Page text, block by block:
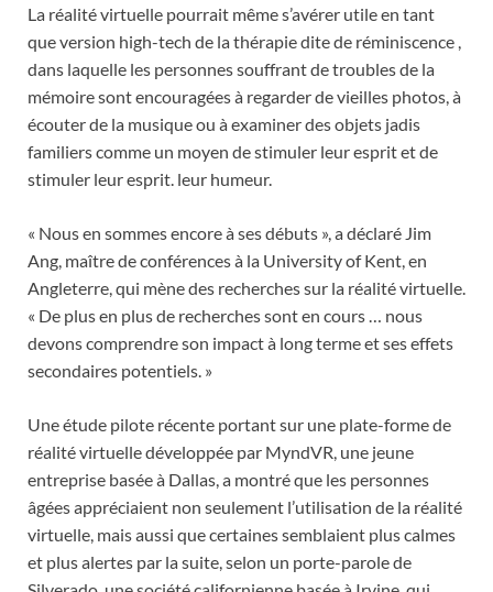
La réalité virtuelle pourrait même s’avérer utile en tant
que version high-tech de la thérapie dite de réminiscence ,
dans laquelle les personnes souffrant de troubles de la
mémoire sont encouragées à regarder de vieilles photos, à
écouter de la musique ou à examiner des objets jadis
familiers comme un moyen de stimuler leur esprit et de
stimuler leur esprit. leur humeur.
« Nous en sommes encore à ses débuts », a déclaré Jim
Ang, maître de conférences à la University of Kent, en
Angleterre, qui mène des recherches sur la réalité virtuelle.
« De plus en plus de recherches sont en cours … nous
devons comprendre son impact à long terme et ses effets
secondaires potentiels. »
Une étude pilote récente portant sur une plate-forme de
réalité virtuelle développée par MyndVR, une jeune
entreprise basée à Dallas, a montré que les personnes
âgées appréciaient non seulement l’utilisation de la réalité
virtuelle, mais aussi que certaines semblaient plus calmes
et plus alertes par la suite, selon un porte-parole de